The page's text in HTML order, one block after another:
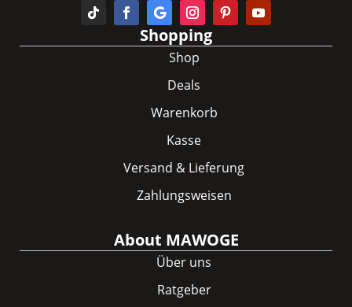
Shopping
Shop
Deals
Warenkorb
Kasse
Versand & Lieferung
Zahlungsweisen
About MAWOGE
Über uns
Ratgeber